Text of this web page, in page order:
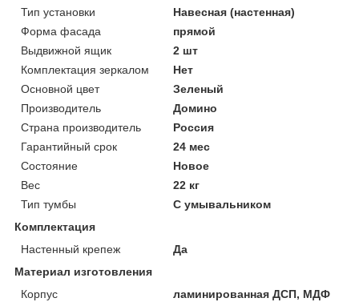
Тип установки
Навесная (настенная)
Форма фасада
прямой
Выдвижной ящик
2 шт
Комплектация зеркалом
Нет
Основной цвет
Зеленый
Производитель
Домино
Страна производитель
Россия
Гарантийный срок
24 мес
Состояние
Новое
Вес
22 кг
Тип тумбы
С умывальником
Комплектация
Настенный крепеж
Да
Материал изготовления
Корпус
ламинированная ДСП, МДФ